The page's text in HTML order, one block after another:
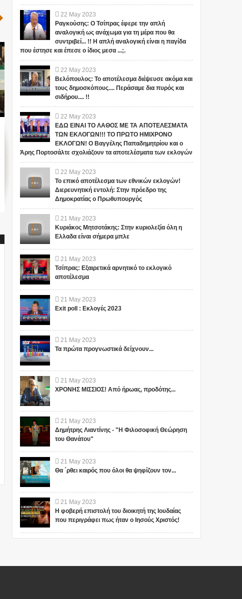
1
"ΣΧΕΔΙΟ ΛΕΩΝΙΔΑΣ": ΤΙ
ΕΤΟΙΜΑΖΟΥΝ ΓΙΑ ΤΗΝ
ΠΑΤΡΙΔΑ ΜΑΣ... ; ΔΕΝ ΤΑ
ΕΙΠΕ ΤΥΧΑΙΑ ΣΤΙΣ
13/11/2015...
Το iokh.gr δημοσιεύει κάθε
σχόλιο το οποίο είναι σχετικό
με το θέμα. Ωστόσο, αυτό δεν
ΑΥΤΑ ΤΡΕΜΟΥΝ! Οι
Έλληνες και η Άγνωστη
Ιερατική σχέση!(ΒΙΝΤΕΟ)
σχόλιο το οποίο είναι σχετικό
με το θέμα. Ωστόσο, αυτό δεν
σημαίνει ότι...
22 May 2023
Ραγκούσης: Ο Τσίπρας έφερε την απλή
αναλογική ως ανάχωμα για τη μέρα που θα
συντριβεί... !! Η απλή αναλογική είναι η παγίδα
που έστησε και έπεσε ο ίδιος μεσα ...;.
22 May 2023
Βελόπουλος: Το αποτέλεσμα διέψευσε ακόμα και
τους δημοσκόπους.... Περάσαμε δια πυρός και
σιδήρου.... !!
22 May 2023
ΕΔΩ ΕΙΝΑΙ ΤΟ ΛΑΘΟΣ ΜΕ ΤΑ ΑΠΟΤΕΛΕΣΜΑΤΑ
ΤΩΝ ΕΚΛΟΓΩΝ!!! ΤΟ ΠΡΩΤΟ ΗΜΙΧΡΟΝΟ
ΕΚΛΟΓΩΝ! Ο Βαγγέλης Παπαδημητρίου και ο
Άρης Πορτοσάλτε σχολιάζουν τα αποτελέσματα των εκλογών
22 May 2023
Το επικό αποτέλεσμα των εθνικών εκλογών!
Διερευνητική εντολή: Στην πρόεδρο της
Δημοκρατίας ο Πρωθυπουργός
21 May 2023
Κυριάκος Μητσοτάκης: Στην κυριολεξία όλη η
Ελλαδα είναι σήμερα μπλε
21 May 2023
Τσίπρας: Εξαιρετικά αρνητικό το εκλογικό
αποτέλεσμα
21 May 2023
Exit poll : Εκλογές 2023
21 May 2023
Τα πρώτα προγνωστικά δείχνουν...
21 May 2023
ΧΡΟΝΗΣ ΜΙΣΣΙΟΣ! Από ήρωας, προδότης...
21 May 2023
Δημήτρης Λιαντίνης - "Η Φιλοσοφική Θεώρηση
του Θανάτου"
21 May 2023
Θα ΄ρθει καιρός που όλοι θα ψηφίζουν τον...
21 May 2023
Η φοβερή επιστολή του διοικητή της Ιουδαίας
που περιγράφει πως ήταν ο Ιησούς Χριστός!